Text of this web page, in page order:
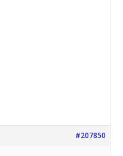
#207850